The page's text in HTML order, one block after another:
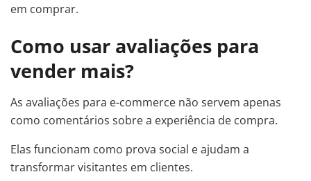
em comprar.
Como usar avaliações para
vender mais?
As avaliações para e-commerce não servem apenas
como comentários sobre a experiência de compra.
Elas funcionam como prova social e ajudam a
transformar visitantes em clientes.